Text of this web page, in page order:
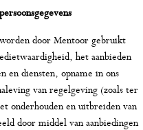
door Mentoor gebruikt
het aanbieden
en diensten, opname in ons
van regelgeving (zoals ter
onderhouden en uitbreiden van
door middel van aanbiedingen